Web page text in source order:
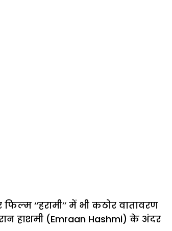
‘‘हरामी’’ में भी कठोर वातावरण
हाशमी (Emraan Hashmi) के अंदर